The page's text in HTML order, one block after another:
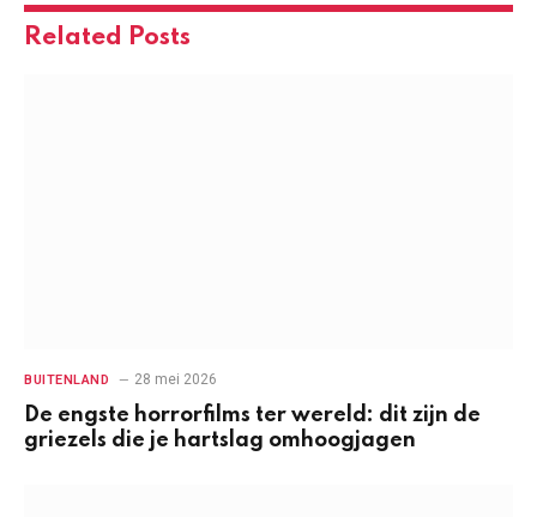
Related Posts
BUITENLAND 28 mei 2026
De engste horrorfilms ter wereld: dit zijn de
griezels die je hartslag omhoogjagen